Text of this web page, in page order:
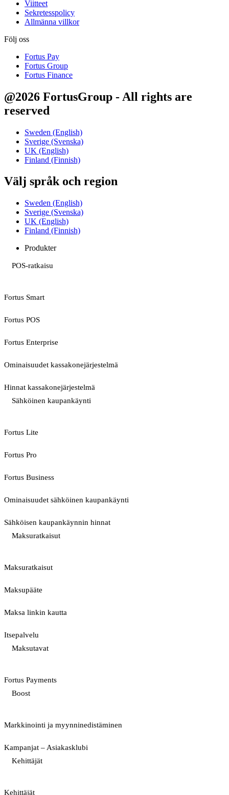
Viitteet
Sekretesspolicy
Allmänna villkor
Följ oss
Fortus Pay
Fortus Group
Fortus Finance
@2026 FortusGroup - All rights are
reserved
Sweden (English)
Sverige (Svenska)
UK (English)
Finland (Finnish)
Välj språk och region
Sweden (English)
Sverige (Svenska)
UK (English)
Finland (Finnish)
Produkter
POS-ratkaisu
Fortus Smart
Fortus POS
Fortus Enterprise
Ominaisuudet kassakonejärjestelmä
Hinnat kassakonejärjestelmä
Sähköinen kaupankäynti
Fortus Lite
Fortus Pro
Fortus Business
Ominaisuudet sähköinen kaupankäynti
Sähköisen kaupankäynnin hinnat
Maksuratkaisut
Maksuratkaisut
Maksupääte
Maksa linkin kautta
Itsepalvelu
Maksutavat
Fortus Payments
Boost
Markkinointi ja myynninedistäminen
Kampanjat – Asiakasklubi
Kehittäjät
Kehittäjät